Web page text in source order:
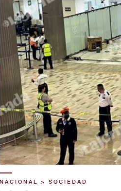
NACIONAL > SOCIEDAD